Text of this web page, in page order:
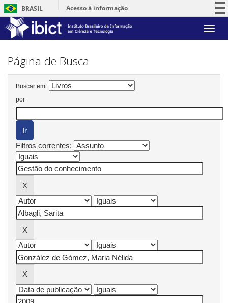
BRASIL
Acesso à informação
Serviços
Skip
Página de Busca
Buscar em:
por
Filtros correntes: